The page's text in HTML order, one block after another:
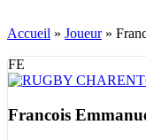
Accueil » Joueur»
FE
Francois